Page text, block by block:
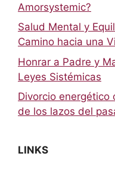
Amorsystemic?
Salud Mental y
Camino hacia una
Honrar a Padre y
Leyes Sistémicas
Divorcio energético
de los lazos del
LINKS